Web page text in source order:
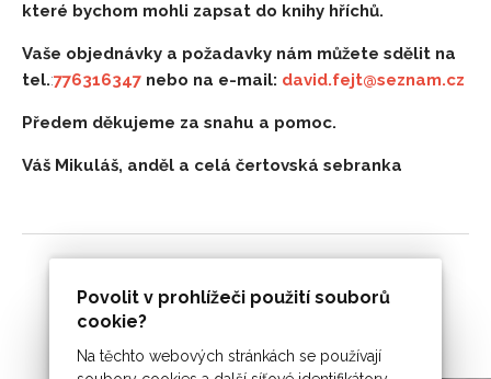
Povolit v prohlížeči použití souborů
cookie?
Na těchto webových stránkách se používají
které bychom mohli zapsat do knihy hříchů.
Vaše objednávky a požadavky nám můžete sdělit na
tel.:776316347 nebo na e-mail: david.fejt@seznam.cz
Předem děkujeme za snahu a pomoc.
Váš Mikuláš, anděl a celá čertovská sebranka